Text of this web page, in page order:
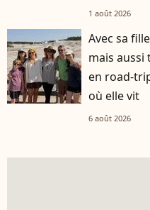
1 août 2026
Avec sa
mais aussi
en road-
où elle vit
6 août 2026